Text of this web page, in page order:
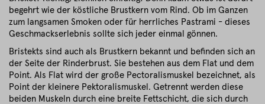
begehrt wie der köstliche Brustkern vom Rind. Ob im Ganzen
zum langsamen Smoken oder für herrliches Pastrami - dieses
Geschmackserlebnis sollte sich jeder einmal gönnen.
Bristekts sind auch als Brustkern bekannt und befinden sich an
der Seite der Rinderbrust. Sie bestehen aus dem Flat und dem
Point. Als Flat wird der große Pectoralismuskel bezeichnet, als
Point der kleinere Pektoralismuskel. Getrennt werden diese
beiden Muskeln durch eine breite Fettschicht, die sich durch